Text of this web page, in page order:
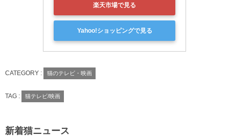
楽天市場で見る
Yahoo!ショッピングで見る
CATEGORY : 猫のテレビ・映画
TAG : 猫テレビ/映画
新着猫ニュース